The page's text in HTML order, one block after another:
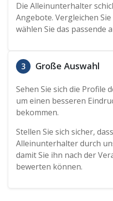
Die Alleinunterhalter
Angebote. Vergleichen
wählen Sie das passende
3 Große Auswahl
Sehen Sie sich die Profile
um einen besseren
bekommen.
Stellen Sie sich sicher,
Alleinunterhalter durch
damit Sie ihn nach der
bewerten können.